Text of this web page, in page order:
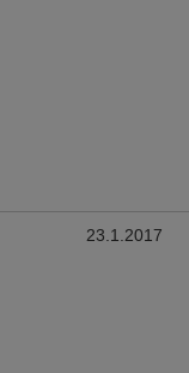
23.1.2017